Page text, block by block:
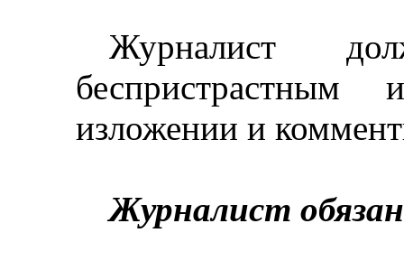
Журналист
изложении и
Журналист